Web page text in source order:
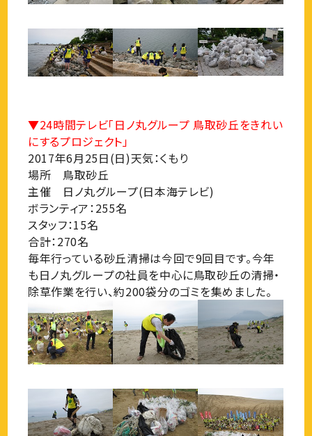
▼24時間テレビ「日ノ丸グループ 鳥取砂丘をきれい
にするプロジェクト」
2017年6月25日(日)天気：くもり
場所 鳥取砂丘
主催 日ノ丸グループ(日本海テレビ)
ボランティア：255名
スタッフ：15名
合計：270名
毎年行っている砂丘清掃は今回で9回目です。今年
も日ノ丸グループの社員を中心に鳥取砂丘の清掃・
除草作業を行い、約200袋分のゴミを集めました。